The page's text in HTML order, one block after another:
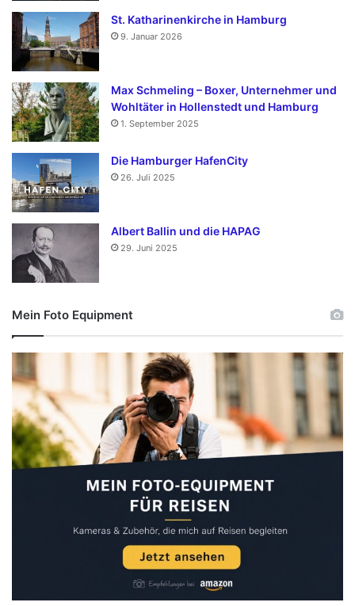
St. Katharinenkirche in Hamburg
9. Januar 2026
Max Schmeling – Boxer, Unternehmer und
Wohltäter in Hollenstedt und Hamburg
1. September 2025
Die Hamburger HafenCity
26. Juli 2025
Albert Ballin und die HAPAG
29. Juni 2025
Mein Foto Equipment